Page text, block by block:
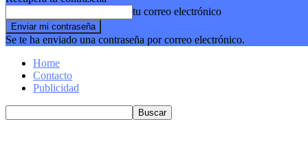
tu correo electrónico
Se te ha enviado una contraseña por correo electrónico.
Home
Contacto
Publicidad